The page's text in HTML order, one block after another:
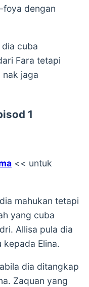
dengan
cuba
Fara tetapi
nak jaga
1
<< untuk
mahukan tetapi
yang cuba
Allisa pula dia
Elina.
dia ditangkap
Zaquan yang